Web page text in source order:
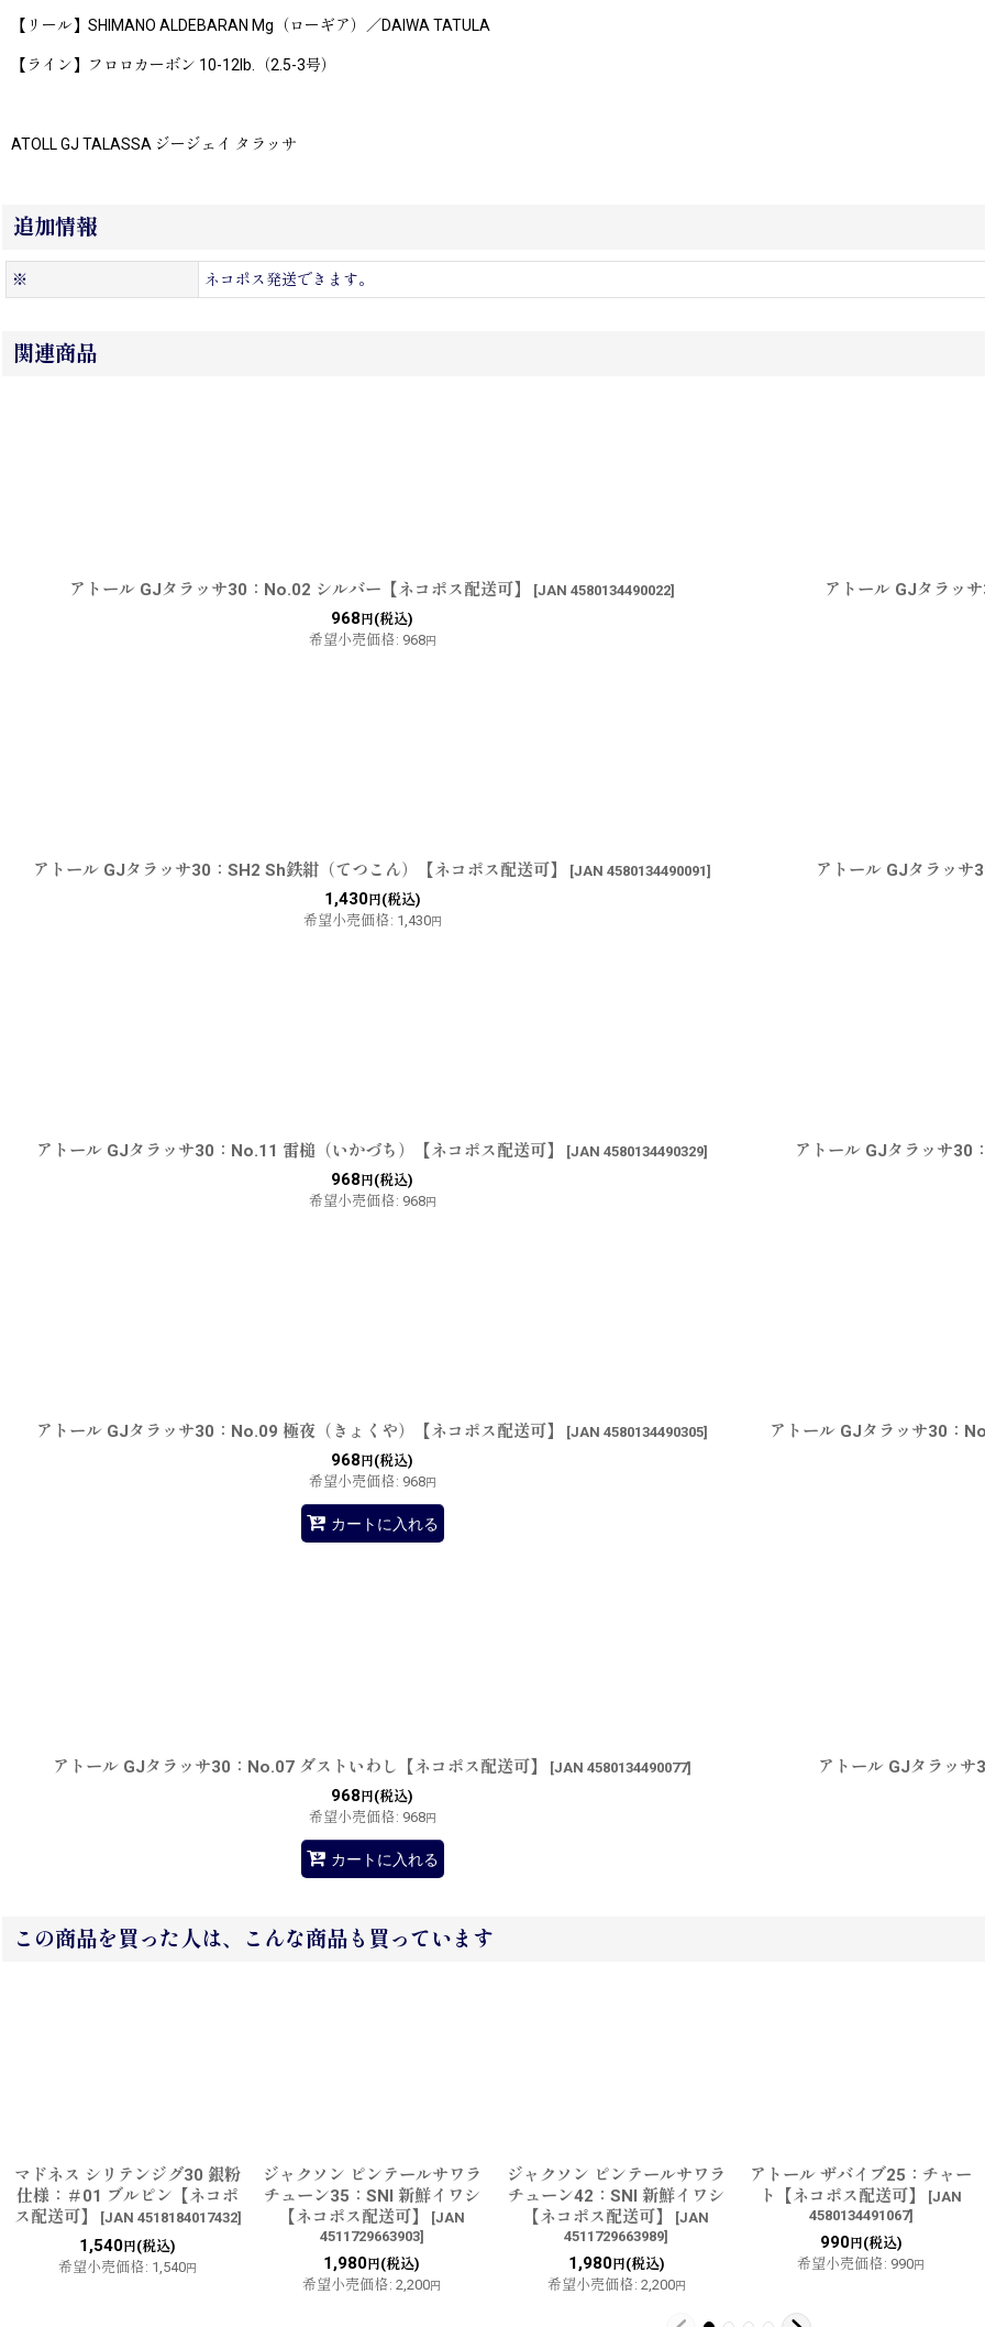
【リール】SHIMANO ALDEBARAN Mg（ローギア）／DAIWA TATULA
【ライン】フロロカーボン 10-12lb.（2.5-3号）
ATOLL GJ TALASSA ジージェイ タラッサ
追加情報
※ ネコポス発送できます。
関連商品
アトール GJタラッサ30：No.02 シルバー【ネコポス配送可】 [JAN 4580134490022]
968 円(税込)
希望小売価格: 968円
アトール GJタラッ
アトール GJタラッサ30：SH2 Sh鉄紺（てつこん）【ネコポス配送可】 [JAN 4580134490091]
1,430円(税込)
希望小売価格: 1,430円
アトール GJタラッサ
アトール GJタラッサ30：No.11 雷槌（いかづち）【ネコポス配送可】 [JAN 4580134490329]
968 円(税込)
希望小売価格: 968円
アトール GJタラッサ30
アトール GJタラッサ30：No.09 極夜（きょくや）【ネコポス配送可】 [JAN 4580134490305]
968 円(税込)
希望小売価格: 968円
カートに入れる
アトール GJタラッサ30：
アトール GJタラッサ30：No.07 ダストいわし【ネコポス配送可】 [JAN 4580134490077]
968 円(税込)
希望小売価格: 968円
カートに入れる
アトール GJタラッサ
この商品を買った人は、こんな商品も買っています
マドネス シリテンジグ30 銀粉
仕様：＃01 ブルピン【ネコポ
ス配送可】
[JAN 4518184017432]
1,540 円(税込)
希望小売価格: 1,540円
ジャクソン ピンテールサワラ
チューン35：SNI 新鮮イワシ
【ネコポス配送可】
[JAN
4511729663903]
1,980 円(税込)
希望小売価格: 2,200円
ジャクソン ピンテールサワラ
チューン42：SNI 新鮮イワシ
【ネコポス配送可】
[JAN
4511729663989]
1,980円(税込)
希望小売価格: 2,200円
アトール ザバイブ25：チャー
ト【ネコポス配送可】
[JAN
4580134491067]
990円(税込)
希望小売価格: 990円